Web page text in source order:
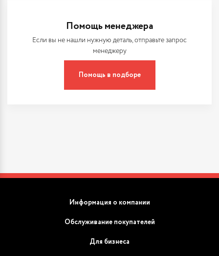
Помощь менеджера
Если вы не нашли нужную деталь, отправьте запрос
менеджеру
Помощь в подборе
Информация о компании
Обслуживание покупателей
Для бизнеса